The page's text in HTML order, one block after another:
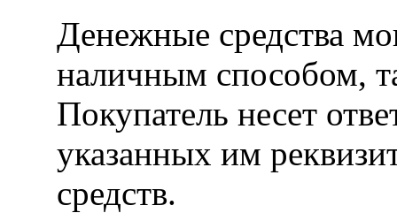
Денежные средства
наличным способом,
Покупатель несет
указанных им
средств.